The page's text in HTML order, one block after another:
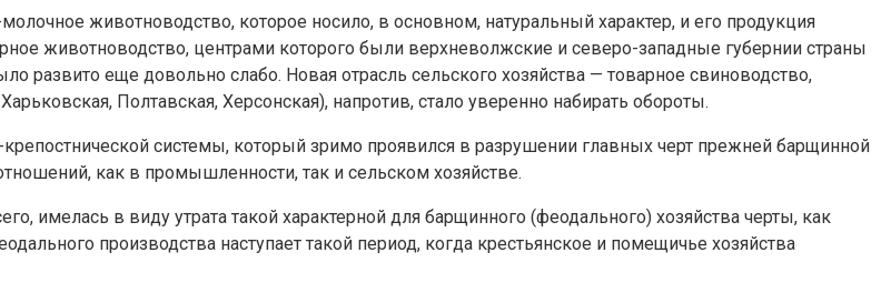
животноводство, которое носило, в основном, натуральный характер, и его продукция
животноводство, центрами которого были верхневолжские и северо-западные губернии страны
развито еще довольно слабо. Новая отрасль сельского хозяйства — товарное свиноводство,
Полтавская, Херсонская), напротив, стало уверенно набирать обороты.
системы, который зримо проявился в разрушении главных черт прежней барщинной
как в промышленности, так и сельском хозяйстве.
имелась в виду утрата такой характерной для барщинного (феодального) хозяйства черты, как
производства наступает такой период, когда крестьянское и помещичье хозяйства